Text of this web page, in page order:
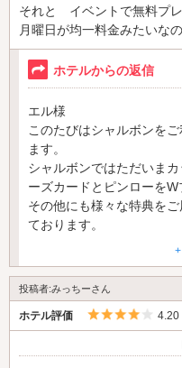
それと イベントで無料プ
月曜日が均一料金みたいな
ホテルからの返信
エル様
このたびはシャルボンを
ます。
シャルボンではただいま
ーズカードとピンローをW
その他にも様々な特典を
ております。
して頑張ってまいります。
またのご来店を従業員一同
ホテル シ
投稿者:みっちーさん
ホテル評価 5つ
4.20